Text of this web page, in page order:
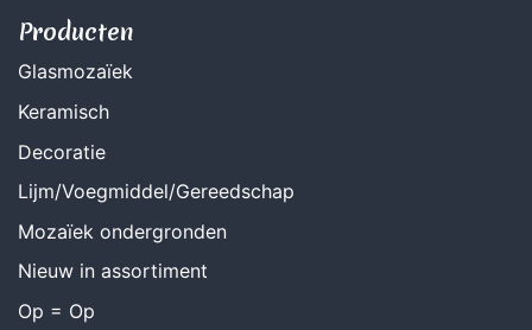
Producten
Glasmozaïek
Keramisch
Decoratie
Lijm/Voegmiddel/Gereedschap
Mozaïek ondergronden
Nieuw in assortiment
Op = Op